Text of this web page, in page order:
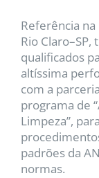
Referência
Rio
qualificados
altíssima
com a
programa de
Limpeza”,
padrões da
normas.